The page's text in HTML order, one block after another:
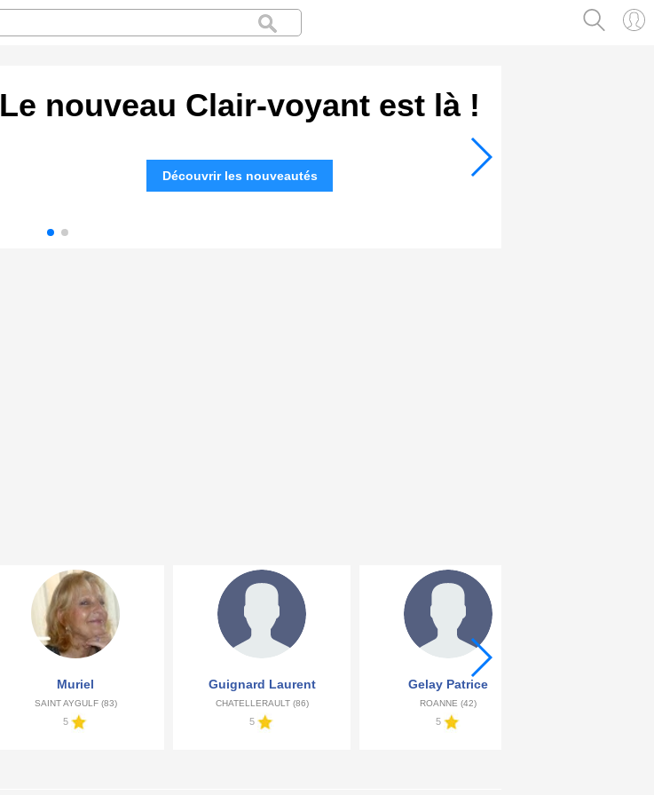
Le nouveau Clair-voyant est là !
Découvrir les nouveautés
Muriel
SAINT AYGULF (83)
5
Guignard Laurent
CHATELLERAULT (86)
5
Gelay Patrice
ROANNE (42)
5